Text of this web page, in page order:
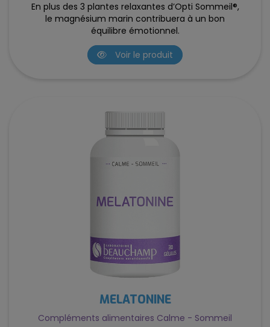
En plus des 3 plantes relaxantes d’Opti Sommeil®,
le magnésium marin contribuera à un bon
équilibre émotionnel.
Voir le produit
MÉLATONINE
Compléments alimentaires Calme - Sommeil